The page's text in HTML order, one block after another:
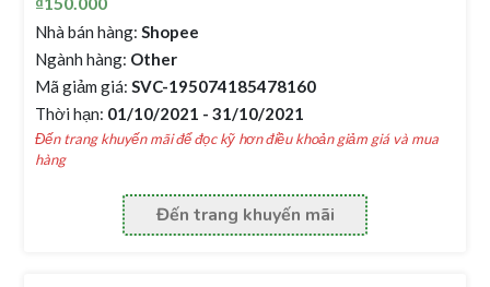
Nhà bán hàng: Shopee
Ngành hàng: Other
Mã giảm giá: SVC-195074185478160
Thời hạn: 01/10/2021 - 31/10/2021
Đến trang khuyến mãi để đọc kỹ hơn điều khoản giảm giá và mua
hàng
Đến trang khuyến mãi